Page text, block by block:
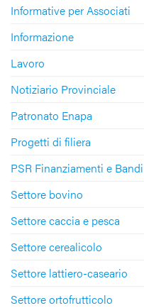
Informative per Associati
Informazione
Lavoro
Notiziario Provinciale
Patronato Enapa
Progetti di filiera
PSR Finanziamenti e Bandi
Settore bovino
Settore caccia e pesca
Settore cerealicolo
Settore lattiero-caseario
Settore ortofrutticolo